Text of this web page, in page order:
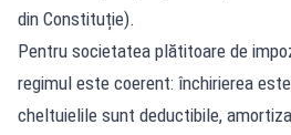
din Constituție).
Pentru societatea plătitoare de
regimul este coerent: închirierea
cheltuielile sunt deductibile,